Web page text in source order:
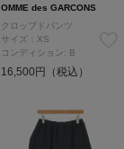
OMME des GARCONS
クロップドパンツ
サイズ：XS
コンディション: B
16,500円（税込）